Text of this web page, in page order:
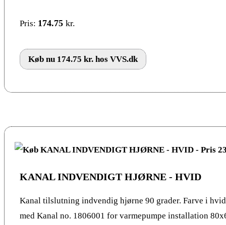
Pris: 174.75 kr.
Køb nu 174.75 kr. hos VVS.dk
KANAL INDVENDIGT HJØRNE - HVID
Kanal tilslutning indvendig hjørne 90 grader. Farve i
med Kanal no. 1806001 for varmepumpe installation